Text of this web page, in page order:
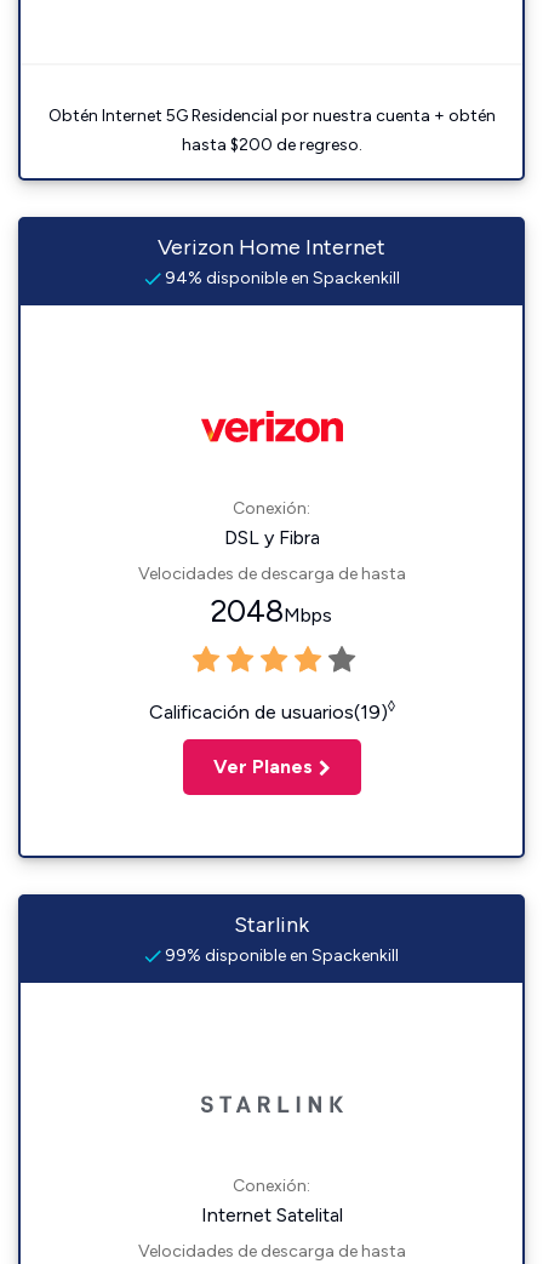
Obtén Internet 5G Residencial por nuestra cuenta + obtén
hasta $200 de regreso.
Verizon Home Internet
94% disponible en Spackenkill
Conexión:
DSL y Fibra
Velocidades de descarga de hasta
2048Mbps
Calificación de usuarios(19)◊
Ver Planes
Starlink
99% disponible en Spackenkill
Conexión:
Internet Satelital
Velocidades de descarga de hasta